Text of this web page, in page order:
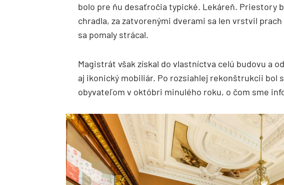
bolo pre ňu desaťročia typické. Lekáreň. Priestory
chradla, za zatvorenými dverami sa len vrstvil
sa pomaly strácal.
Magistrát však získal do vlastníctva celú budovu a
aj ikonický mobiliár. Po rozsiahlej rekonštrukcii bol
obyvateľom v októbri minulého roku, o čom sme